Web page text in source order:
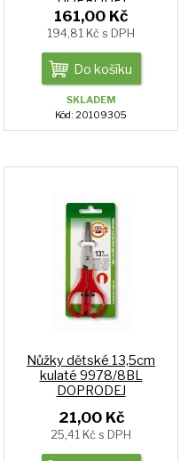
161,00 Kč
194,81 Kč s DPH
Do košíku
SKLADEM
Kód: 20109305
Nůžky dětské 13,5cm
kulaté 9978/8BL
DOPRODEJ
21,00 Kč
25,41 Kč s DPH